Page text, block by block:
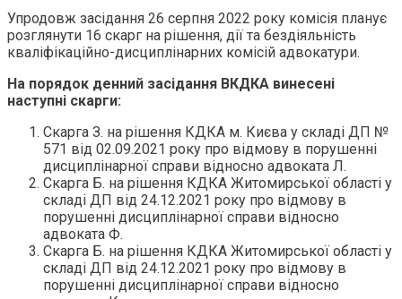
Упродовж засідання 26 серпня 2022 року комісія планує
розглянути 16 скарг на рішення, дії та бездіяльність
кваліфікаційно-дисциплінарних комісій адвокатури.
На порядок денний засідання ВКДКА винесені
наступні скарги:
Скарга З. на рішення КДКА м. Києва у складі ДП №
571 від 02.09.2021 року про відмову в порушенні
дисциплінарної справи відносно адвоката Л.
Скарга Б. на рішення КДКА Житомирської області у
складі ДП від 24.12.2021 року про відмову в
порушенні дисциплінарної справи відносно
адвоката Ф.
Скарга Б. на рішення КДКА Житомирської області у
складі ДП від 24.12.2021 року про відмову в
порушенні дисциплінарної справи відносно